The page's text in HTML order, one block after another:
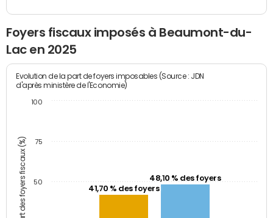
Foyers fiscaux imposés à Beaumont-du-
Lac en 2025
Part des foyers fiscaux (%)
Evolution de la part de foyers imposables (Source : JDN
d'après ministère de l'Economie)
41,70 % des foyers
48,10 % des foyers
50
75
100